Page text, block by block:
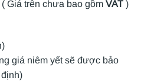
( Giá trên chưa bao gồmVAT )
giá niêm yết sẽ được bảo